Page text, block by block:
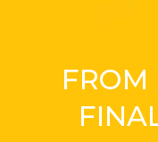
FROM